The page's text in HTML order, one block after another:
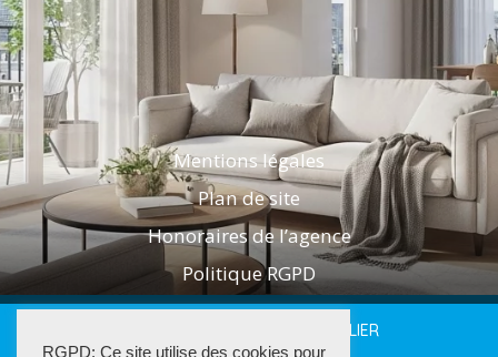
Mentions légales
Plan de site
Honoraires de l’agence
Politique RGPD
2025 LES AGENTS DE L'IMMOBILIER
RGPD: Ce site utilise des cookies pour